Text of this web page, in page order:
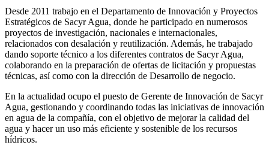
Desde 2011 trabajo en el Departamento de Innovación y Proyectos
Estratégicos de Sacyr Agua, donde he participado en numerosos
proyectos de investigación, nacionales e internacionales,
relacionados con desalación y reutilización. Además, he trabajado
dando soporte técnico a los diferentes contratos de Sacyr Agua,
colaborando en la preparación de ofertas de licitación y propuestas
técnicas, así como con la dirección de Desarrollo de negocio.
En la actualidad ocupo el puesto de Gerente de Innovación de Sacyr
Agua, gestionando y coordinando todas las iniciativas de innovación
en agua de la compañía, con el objetivo de mejorar la calidad del
agua y hacer un uso más eficiente y sostenible de los recursos
hídricos.